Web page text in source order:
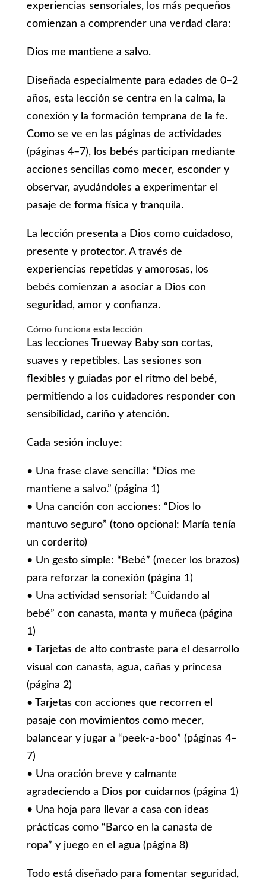
experiencias sensoriales, los más pequeños
comienzan a comprender una verdad clara:
Dios me mantiene a salvo.
Diseñada especialmente para edades de 0–2
años, esta lección se centra en la calma, la
conexión y la formación temprana de la fe.
Como se ve en las páginas de actividades
(páginas 4–7), los bebés participan mediante
acciones sencillas como mecer, esconder y
observar, ayudándoles a experimentar el
pasaje de forma física y tranquila.
La lección presenta a Dios como cuidadoso,
presente y protector. A través de
experiencias repetidas y amorosas, los
bebés comienzan a asociar a Dios con
seguridad, amor y confianza.
Cómo funciona esta lección
Las lecciones Trueway Baby son cortas,
suaves y repetibles. Las sesiones son
flexibles y guiadas por el ritmo del bebé,
permitiendo a los cuidadores responder con
sensibilidad, cariño y atención.
Cada sesión incluye:
• Una frase clave sencilla: “Dios me
mantiene a salvo.” (página 1)
• Una canción con acciones: “Dios lo
mantuvo seguro” (tono opcional: María tenía
un corderito)
• Un gesto simple: “Bebé” (mecer los brazos)
para reforzar la conexión (página 1)
• Una actividad sensorial: “Cuidando al
bebé” con canasta, manta y muñeca (página
1)
• Tarjetas de alto contraste para el desarrollo
visual con canasta, agua, cañas y princesa
(página 2)
• Tarjetas con acciones que recorren el
pasaje con movimientos como mecer,
balancear y jugar a “peek-a-boo” (páginas 4–
7)
• Una oración breve y calmante
agradeciendo a Dios por cuidarnos (página 1)
• Una hoja para llevar a casa con ideas
prácticas como “Barco en la canasta de
ropa” y juego en el agua (página 8)
Todo está diseñado para fomentar seguridad,